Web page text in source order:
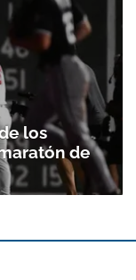
los
de